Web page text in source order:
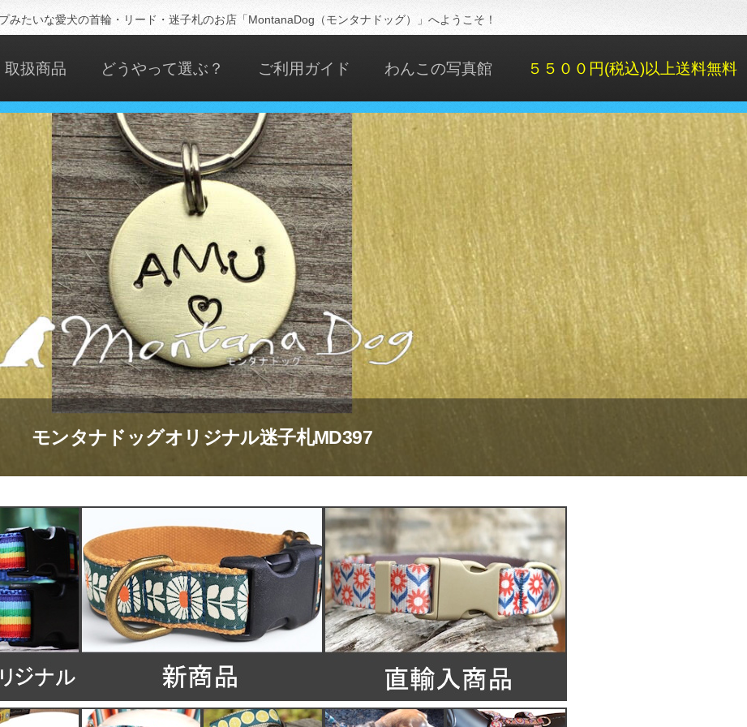
みたいな愛犬の首輪・リード・迷子札のお店「MontanaDog（モンタナドッグ）」へようこそ！
取扱商品 どうやって選ぶ？ ご利用ガイド わんこの写真館 ５５００円(税込)以上送料無料
モンタナドッグオリジナル迷子札MD397